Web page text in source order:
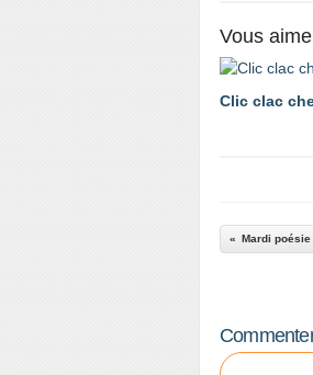
Vous
Clic clac
Mardi poésie